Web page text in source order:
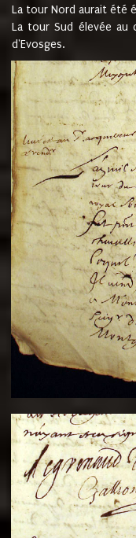
La tour Nord aurait été
La tour Sud élevée au
d'Evosges.